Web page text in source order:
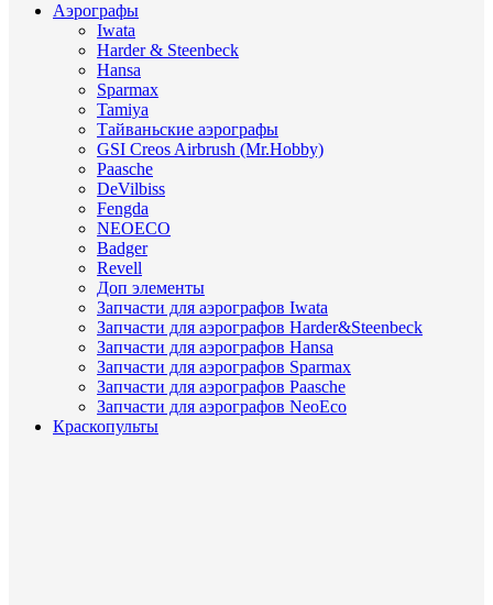
Аэрографы
Iwata
Harder & Steenbeck
Hansa
Sparmax
Tamiya
Тайваньские аэрографы
GSI Creos Airbrush (Mr.Hobby)
Paasche
DeVilbiss
Fengda
NEOECO
Badger
Revell
Доп элементы
Запчасти для аэрографов Iwata
Запчасти для аэрографов Harder&Steenbeck
Запчасти для аэрографов Hansa
Запчасти для аэрографов Sparmax
Запчасти для аэрографов Paasche
Запчасти для аэрографов NeoEco
Краскопульты